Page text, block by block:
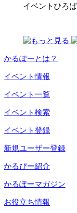
イベントひろば
かるぽーとは？
イベント情報
イベント一覧
イベント検索
イベント登録
新規ユーザー登録
かるぴー紹介
かるぽーマガジン
お役立ち情報